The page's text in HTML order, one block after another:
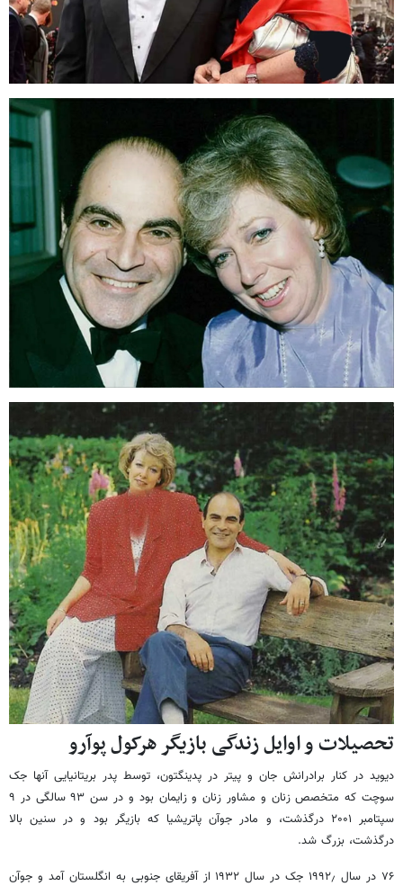
تحصیلات و اوایل زندگی بازیگر هرکول پوآرو
دیوید در کنار برادرانش جان و پیتر در پدینگتون، توسط پدر بریتانیایی آنها جک
سوچت که متخصص زنان و مشاور زنان و زایمان بود و در سن ۹۳ سالگی در ۹
سپتامبر ۲۰۰۱ درگذشت، و مادر جوآن پاتریشیا که بازیگر بود و در سنین بالا
درگذشت، بزرگ شد.
۷۶ در سال ۱۹۹۲٫ جک در سال ۱۹۳۲ از آفریقای جنوبی به انگلستان آمد و جوآن